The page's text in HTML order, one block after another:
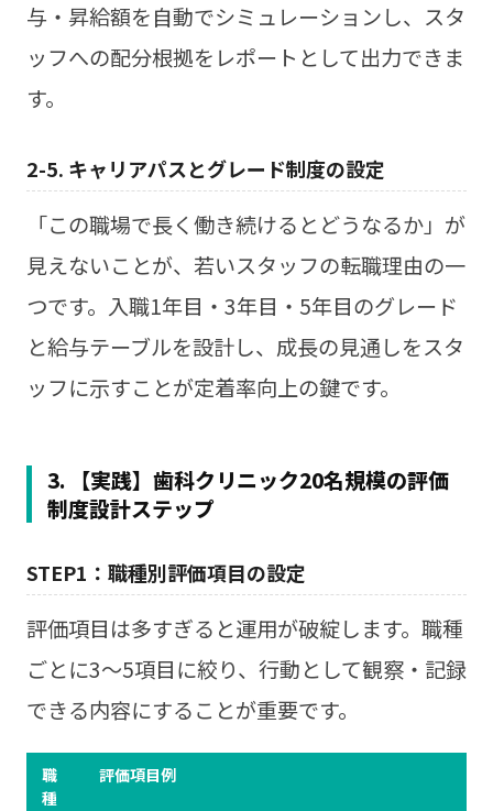
与・昇給額を自動でシミュレーションし、スタ
ッフへの配分根拠をレポートとして出力できま
す。
2-5. キャリアパスとグレード制度の設定
「この職場で長く働き続けるとどうなるか」が
見えないことが、若いスタッフの転職理由の一
つです。入職1年目・3年目・5年目のグレード
と給与テーブルを設計し、成長の見通しをスタ
ッフに示すことが定着率向上の鍵です。
3. 【実践】歯科クリニック20名規模の評価
制度設計ステップ
STEP1：職種別評価項目の設定
評価項目は多すぎると運用が破綻します。職種
ごとに3〜5項目に絞り、行動として観察・記録
できる内容にすることが重要です。
職
種
評価項目例